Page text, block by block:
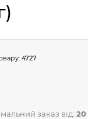
4727
заказ від: 20